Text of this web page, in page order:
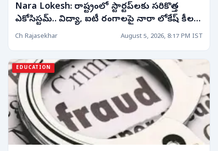
Nara Lokesh: రాష్ట్రంలో స్టార్టప్‌లకు సరికొత్త
ఎకోసిస్టమ్.. విద్యా, ఐటీ రంగాలపై నారా లోకేష్ కీలక
వ్యాఖ్యలు!
Ch Rajasekhar August 5, 2026, 8:17 PM IST
EDUCATION